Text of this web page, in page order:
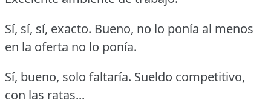
Sí, sí, sí, exacto. Bueno, no lo ponía al menos
en la oferta no lo ponía.
Sí, bueno, solo faltaría. Sueldo competitivo,
con las ratas...